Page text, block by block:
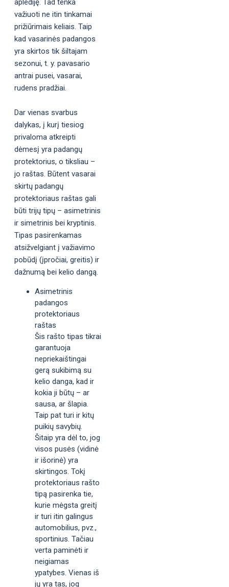
važiuoti ne itin tinkamai
prižiūrimais keliais. Taip
kad vasarinės padangos
yra skirtos tik šiltajam
sezonui, t. y. pavasario
antrai pusei, vasarai,
rudens pradžiai.
Dar vienas svarbus
dalykas, į kurį tiesiog
privaloma atkreipti
dėmesį yra padangų
protektorius, o tiksliau –
jo raštas. Būtent vasarai
skirtų padangų
protektoriaus raštas gali
būti trijų tipų – asimetrinis
ir simetrinis bei kryptinis.
Tipas pasirenkamas
atsižvelgiant į važiavimo
pobūdį (įpročiai, greitis) ir
dažnumą bei kelio dangą.
Asimetrinis
padangos
protektoriaus
raštas
Šis rašto tipas tikrai
garantuoja
nepriekaištingai
gerą sukibimą su
kelio danga, kad ir
kokia ji būtų – ar
sausa, ar šlapia.
Taip pat turi ir kitų
puikių savybių.
Šitaip yra dėl to, jog
visos pusės (vidinė
ir išorinė) yra
skirtingos. Tokį
protektoriaus rašto
tipą pasirenka tie,
kurie mėgsta greitį
ir turi itin galingus
automobilius, pvz.,
sportinius. Tačiau
verta paminėti ir
neigiamas
ypatybes. Vienas iš
jų yra tas, jog